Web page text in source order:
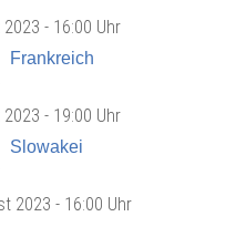
- 16:00 Uhr
Frankreich
- 19:00 Uhr
Slowakei
2023 - 16:00 Uhr